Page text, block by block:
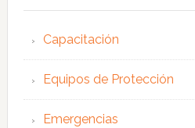
Capacitación
Equipos de Protección
Emergencias